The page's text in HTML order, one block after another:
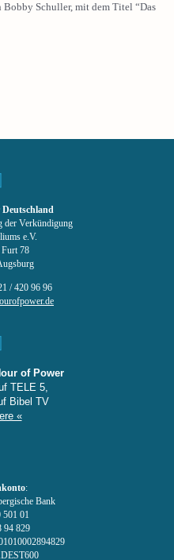
Bobby Schuller, mit dem Titel “Das
der Verkündigung
e.V.
Furt 78
/ 420 96 96
of Power
TELE 5,
Bibel TV
«
:
Bank
501 01
94 829